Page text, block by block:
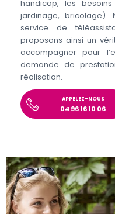
handicap, les
jardinage, bricolage).
service de
proposons ainsi un
accompagner pour
demande de
réalisation.
APPELEZ-NOUS
04 96 16 10 06